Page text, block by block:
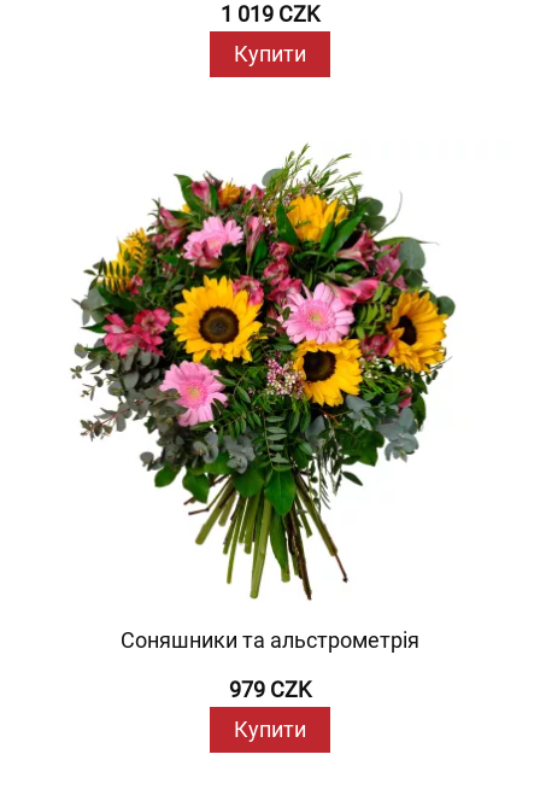
1 019 CZK
Купити
Соняшники та альстрометрія
979 CZK
Купити